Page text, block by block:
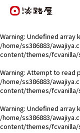
Warning: Undefined array
/home/ss386883/
content/themes/fcvanilla/
Warning: Attempt to read
/home/ss386883/
content/themes/fcvanilla/
Warning: Undefined array
/home/ss386883/
content/themes/fcvanilla/